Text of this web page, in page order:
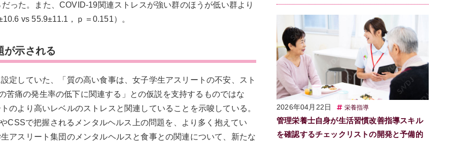
った。また、COVID-19関連ストレスが強い群のほうが低い群より
vs 55.9±11.1，ｐ＝0.151）。
が示される
定していた、「質の高い食事は、女子学生アスリートの不安、スト
苦痛の発生率の低下に関連する」との仮説を支持するものではな
のより高いレベルのストレスと関連していることを示唆している。
CSSで把握されるメンタルヘルス上の問題を、より多く抱えてい
アスリート集団のメンタルヘルスと食事との関連について、新たな
2026年04月22日 栄養指導
管理栄養士自身が生活習慣改善指導スキル
を確認するチェックリストの開発と予備的